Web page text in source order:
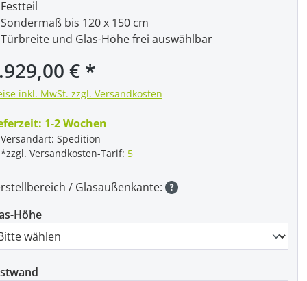
Preis: €
inkl. MwSt. zzgl. Versandkosten
1-2 Wochen
Versandart: Spedition
*zzgl. Versandkosten-Tarif: 5
Festteil
Sondermaß bis 120 x 150 cm
Türbreite und Glas-Höhe frei auswählbar
/ Glasaußenkante:
Höhe